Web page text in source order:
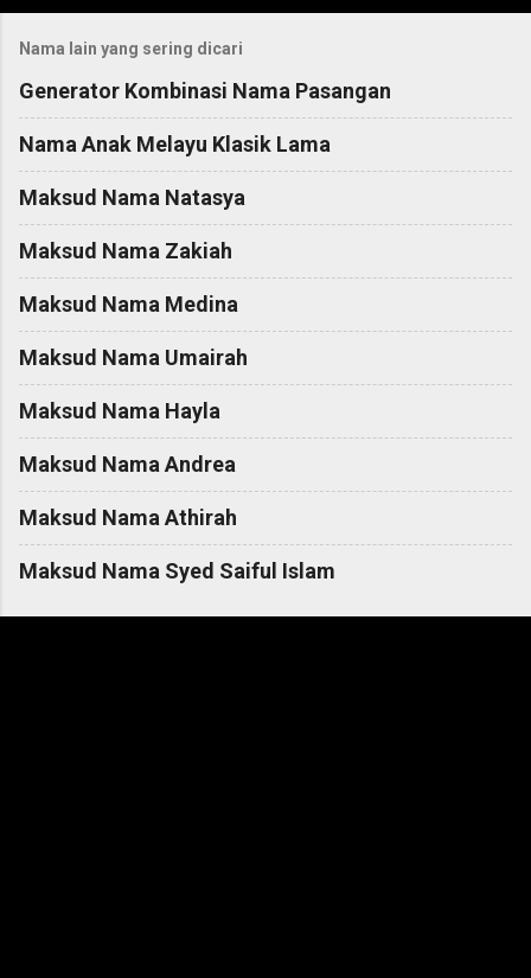
o
m
m
e
n
Nama lain yang sering dicari
Generator Kombinasi Nama Pasangan
Nama Anak Melayu Klasik Lama
Maksud Nama Natasya
Maksud Nama Zakiah
Maksud Nama Medina
Maksud Nama Umairah
Maksud Nama Hayla
Maksud Nama Andrea
Maksud Nama Athirah
Maksud Nama Syed Saiful Islam